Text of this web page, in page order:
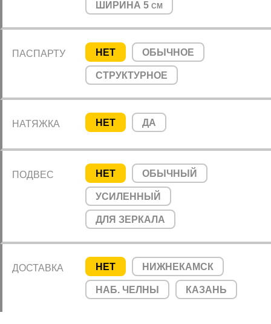
ШИРИНА 5 СМ
ПАСПАРТУ НЕТ ОБЫЧНОЕ
СТРУКТУРНОЕ
НАТЯЖКА НЕТ ДА
ПОДВЕС НЕТ ОБЫЧНЫЙ
УСИЛЕННЫЙ
ДЛЯ ЗЕРКАЛА
ДОСТАВКА НЕТ НИЖНЕКАМСК
НАБ. ЧЕЛНЫ КАЗАНЬ